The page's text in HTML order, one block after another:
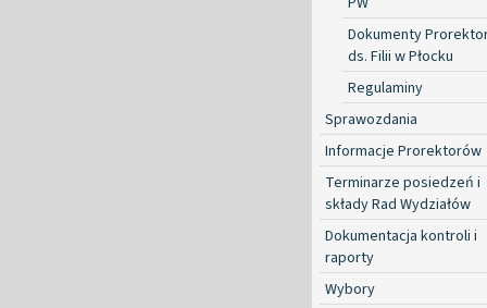
Dokumenty
ds. Filii w Płocku
Regulaminy
Sprawozdania
Informacje Prorektorów
Terminarze posiedzeń i
składy Rad Wydziałów
Dokumentacja kontroli i
raporty
Wybory